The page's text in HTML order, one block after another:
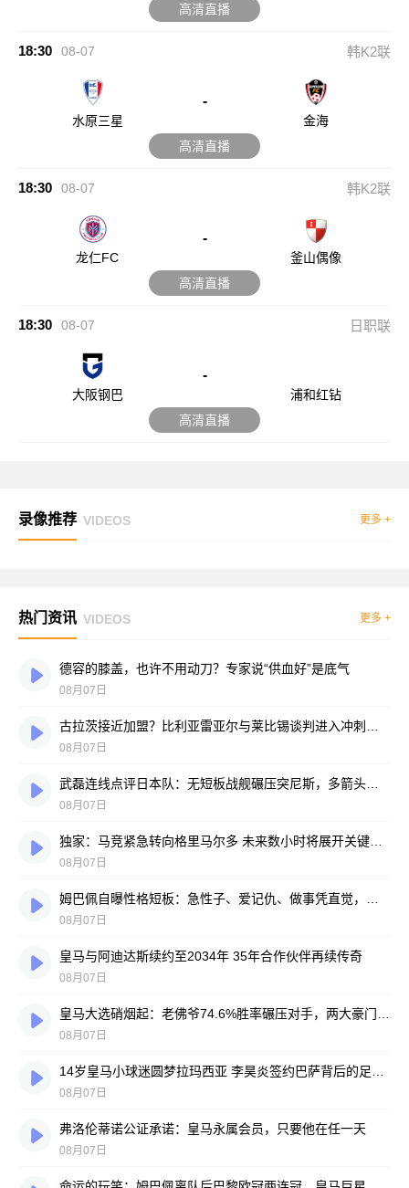
高清直播
18:30 08-07 韩K2联
水原三星
-
金海
高清直播
18:30 08-07 韩K2联
龙仁FC
-
釜山偶像
高清直播
18:30 08-07 日职联
大阪钢巴
-
浦和红钻
高清直播
录像推荐 VIDEOS 更多 +
热门资讯 VIDEOS 更多 +
德容的膝盖，也许不用动刀？专家说“供血好”是底气
08月07日
08月07日
08月07日
08月07日
08月07日
皇马与阿迪达斯续约至2034年 35年合作伙伴再续传奇
08月07日
08月07日
08月07日
弗洛伦蒂诺公证承诺：皇马永属会员，只要他在任一天
08月07日